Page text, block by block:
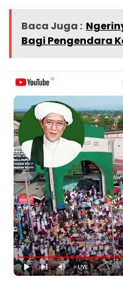
Baca Juga :
Bagi Pengendara